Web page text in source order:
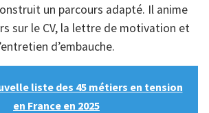
un parcours adapté. Il anime
sur le CV, la lettre de motivation et
d’embauche.
liste des 45 métiers en tension
en France en 2025